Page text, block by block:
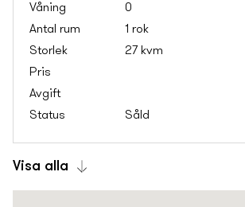
0
1 rok
27 kvm
Såld
Visa alla